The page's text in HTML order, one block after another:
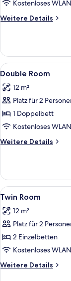
Kostenloses WLAN
Weitere Details
Weitere
Family
Alle
Fotos
für
Double
Room
anzeigen
3
Double Room
12 m²
Platz für 2
1 Doppelbett
Kostenloses WLAN
Weitere Details
Weitere
Room
Alle
Fotos
für
Twin
Room
anzeigen
3
Twin Room
12 m²
Platz für 2
2 Einzelbetten
Kostenloses WLAN
Weitere Details
Weitere